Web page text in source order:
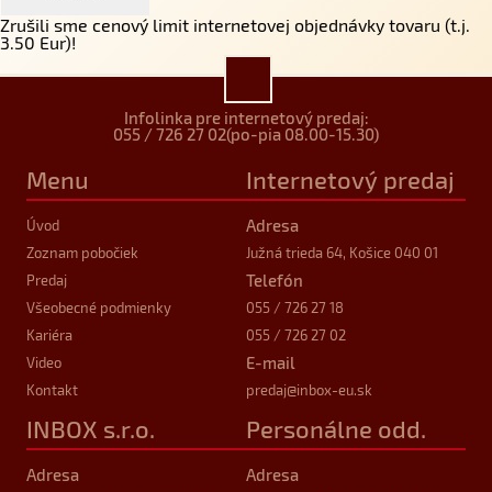
Zrušili sme cenový limit internetovej objednávky tovaru (t.j.
3.50 Eur)!
Infolinka pre internetový predaj:
055 / 726 27 02(po-pia 08.00-15.30)
Menu
Úvod
Zoznam pobočiek
Predaj
Všeobecné podmienky
Kariéra
Video
Kontakt
Internetový predaj
Adresa
Južná trieda 64, Košice 040 01
Telefón
055 / 726 27 18
055 / 726 27 02
E-mail
predaj@inbox-eu.sk
INBOX s.r.o.
Adresa
Personálne odd.
Adresa